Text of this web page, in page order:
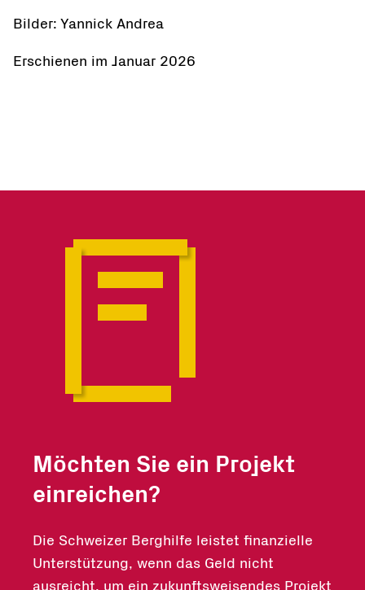
Bilder: Yannick Andrea
Erschienen im Januar 2026
Möchten Sie ein Projekt
einreichen?
Die Schweizer Berghilfe leistet finanzielle
Unterstützung, wenn das Geld nicht
ausreicht, um ein zukunftsweisendes Projekt